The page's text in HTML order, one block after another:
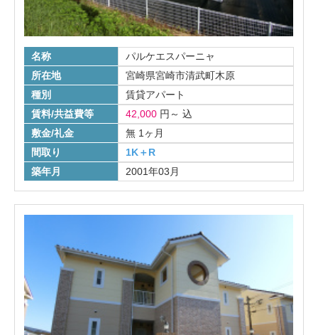
名称
パルケエスパーニャ
所在地
宮崎県宮崎市清武町木原
種別
賃貸アパート
賃料/共益費等
42,000 円 ～ 込
敷金/礼金
無 1ヶ月
間取り
1K＋R
築年月
2001年03月